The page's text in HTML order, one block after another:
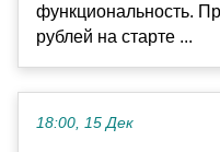
функциональность.
рублей на старте ...
18:00, 15 Дек